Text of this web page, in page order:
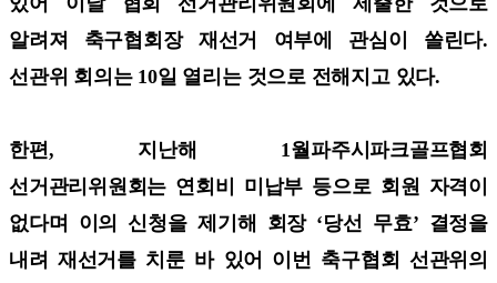
알려져 축구협회장 재선거 여부에 관심이 쏠린다.
선관위 회의는 10일 열리는 것으로 전해지고 있다.
한편, 지난해 1월파주시파크골프협회
선거관리위원회는 연회비 미납부 등으로 회원 자격이
없다며 이의 신청을 제기해 회장 ‘당선 무효’ 결정을
내려 재선거를 치룬 바 있어 이번 축구협회 선관위의